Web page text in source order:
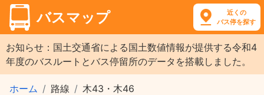
バスマップ
近くの
バス停を探す
お知らせ：国土交通省による国土数値情報が提供する令和4
年度のバスルートとバス停留所のデータを搭載しました。
ホーム 路線 木43・木46